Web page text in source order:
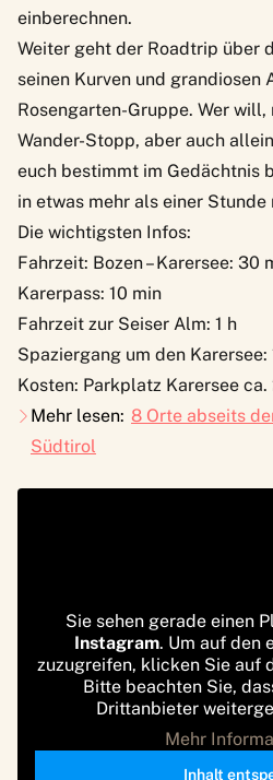
einberechnen.
Weiter geht der Roadtrip über
seinen Kurven und grandiosen
Rosengarten-Gruppe. Wer
Wander-Stopp, aber auch
euch bestimmt im Gedächtnis
in etwas mehr als einer Stunde
Die wichtigsten Infos:
Fahrzeit: Bozen – Karersee: 30
Karerpass: 10 min
Fahrzeit zur Seiser Alm: 1 h
Spaziergang um den Karersee:
Kosten: Parkplatz Karersee
Mehr lesen: 8 Orte abseits
Südtirol
Sie sehen gerade einen
Instagram. Um auf den
zuzugreifen, klicken Sie auf
Bitte beachten Sie,
Drittanbieter
Mehr
Inhalt